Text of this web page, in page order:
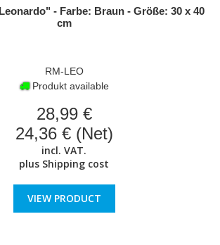
- Farbe: Braun - Größe: 30 x 40
cm
RM-LEO
Produkt available
28,99 €
24,36 € (Net)
incl. VAT.
plus Shipping cost
VIEW PRODUCT